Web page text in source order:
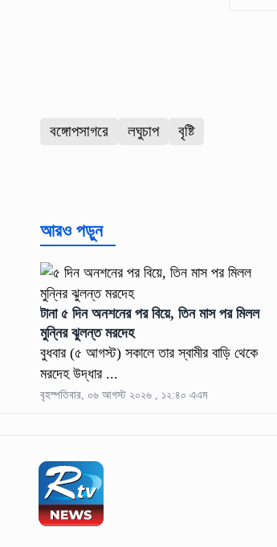
বঙ্গোপসাগরে লঘুচাপ বৃষ্টি
আরও পড়ুন
টানা ৫ দিন অনশনের পর বিয়ে, তিন মাস পর মিলল
মুন্নির ঝুলন্ত মরদেহ
বুধবার (৫ আগস্ট) সকালে তার স্বামীর বাড়ি থেকে
মরদেহ উদ্ধার ...
বৃহস্পতিবার, ০৬ আগস্ট ২০২৬ , ১২:৪০ এএম